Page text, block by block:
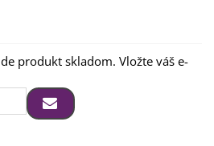
produkt skladom. Vložte váš e-